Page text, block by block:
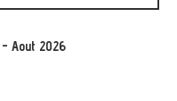
Aout 2026